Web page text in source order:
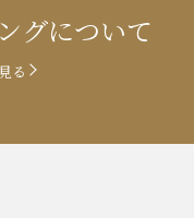
グについて
る